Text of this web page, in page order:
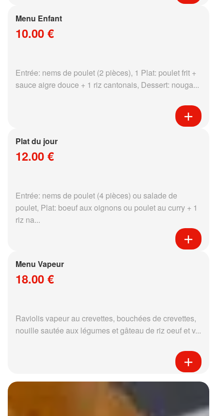
Menu Enfant
10.00 €
Entrée: nems de poulet (2 pièces), 1 Plat: poulet frit +
sauce aigre douce + 1 riz cantonais, Dessert: nouga...
Plat du jour
12.00 €
Entrée: nems de poulet (4 pièces) ou salade de
poulet, Plat: boeuf aux oignons ou poulet au curry + 1
riz na...
Menu Vapeur
18.00 €
Raviolis vapeur au crevettes, bouchées de crevettes,
nouille sautée aux légumes et gâteau de riz oeuf et v...